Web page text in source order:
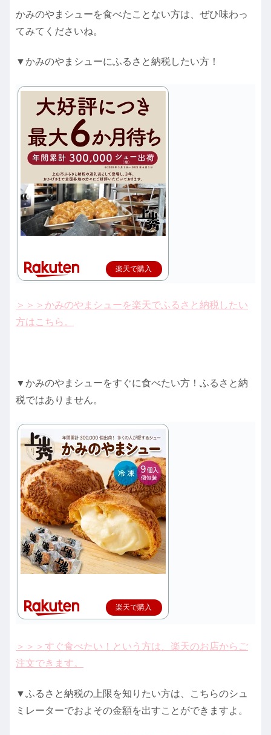
かみのやまシューを食べたことない方は、ぜひ味わっ
てみてくださいね。
▼かみのやまシューにふるさと納税したい方！
楽天で購入
＞＞＞かみのやまシューを楽天でふるさと納税したい
方はこちら。
▼かみのやまシューをすぐに食べたい方！ふるさと納
税ではありません。
楽天で購入
＞＞＞すぐ食べたい！という方は、楽天のお店からご
注文できます。
▼ふるさと納税の上限を知りたい方は、こちらのシュ
ミレーターでおよその金額を出すことができますよ。